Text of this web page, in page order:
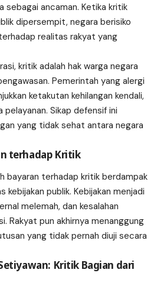
sebagai ancaman. Ketika kritik
dipersempit, negara berisiko
realitas rakyat yang
kritik adalah hak warga negara
Pemerintah yang alergi
ketakutan kehilangan kendali,
pelayanan. Sikap defensif ini
yang tidak sehat antara negara
terhadap Kritik
bayaran terhadap kritik berdampak
kebijakan publik. Kebijakan menjadi
melemah, dan kesalahan
Rakyat pun akhirnya menanggung
yang tidak pernah diuji secara
Kritik Bagian dari